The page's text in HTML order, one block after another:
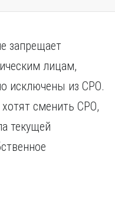
запрещает
лицам,
исключены из СРО.
сменить СРО,
текущей